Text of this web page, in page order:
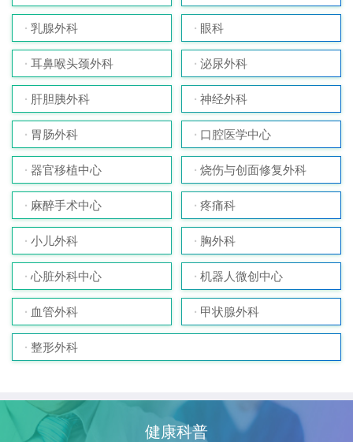
乳腺外科 眼科
耳鼻喉头颈外科 泌尿外科
肝胆胰外科 神经外科
胃肠外科 口腔医学中心
器官移植中心 烧伤与创面修复外科
麻醉手术中心 疼痛科
小儿外科 胸外科
心脏外科中心 机器人微创中心
血管外科 甲状腺外科
整形外科
健康科普